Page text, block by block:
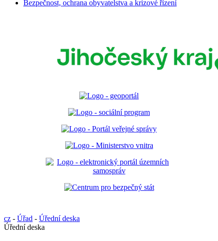
Bezpečnost, ochrana obyvatelstva a krizové řízení
cz - Úřad - Úřední deska
Úřední deska